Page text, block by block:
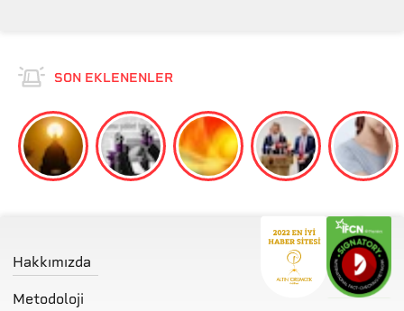
SON EKLENENLER
Hakkımızda
Metodoloji